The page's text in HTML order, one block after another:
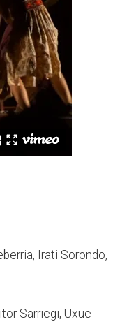
Irati Sorondo,
Sarriegi, Uxue